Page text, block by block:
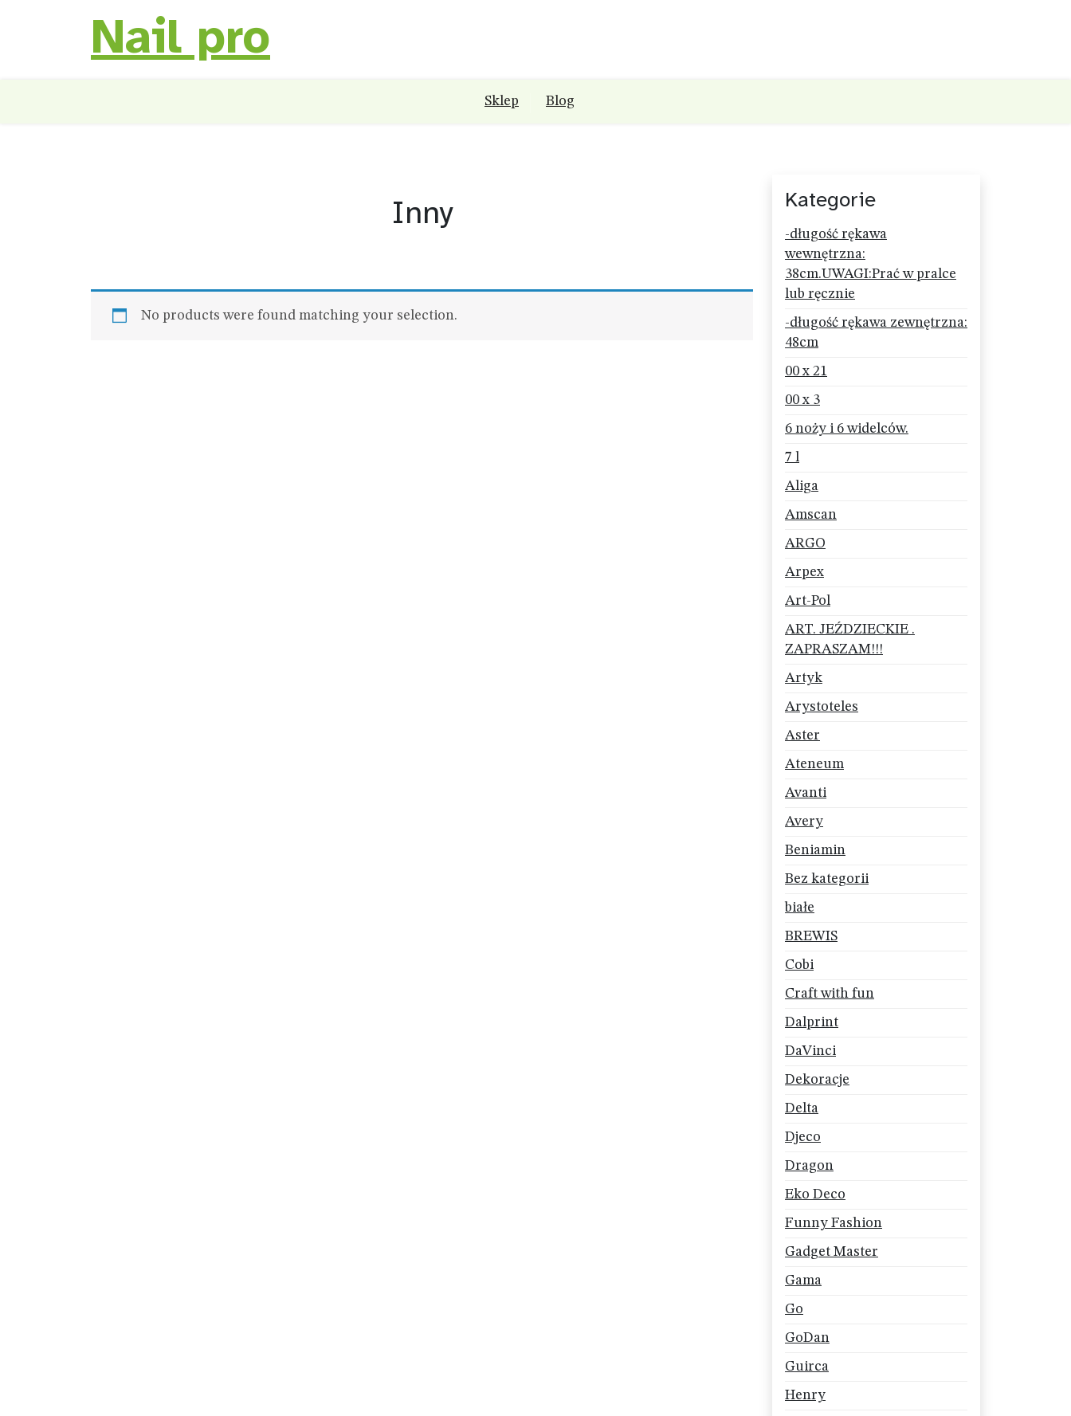
Nail pro
Sklep Blog
Inny
No products were found matching your selection.
Kategorie
-długość rękawa
wewnętrzna:
38cm.UWAGI:Prać w pralce
lub ręcznie
-długość rękawa zewnętrzna:
48cm
00 x 21
00 x 3
6 noży i 6 widelców.
7 l
Aliga
Amscan
ARGO
Arpex
Art-Pol
ART. JEŹDZIECKIE .
ZAPRASZAM!!!
Artyk
Arystoteles
Aster
Ateneum
Avanti
Avery
Beniamin
Bez kategorii
białe
BREWIS
Cobi
Craft with fun
Dalprint
DaVinci
Dekoracje
Delta
Djeco
Dragon
Eko Deco
Funny Fashion
Gadget Master
Gama
Go
GoDan
Guirca
Henry